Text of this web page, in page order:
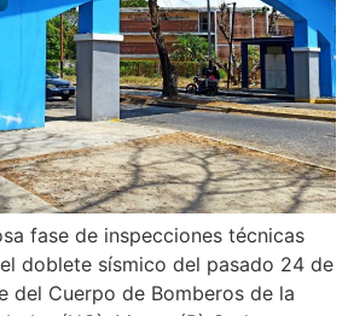
fase de inspecciones técnicas
doblete sísmico del pasado 24 de
del Cuerpo de Bomberos de la